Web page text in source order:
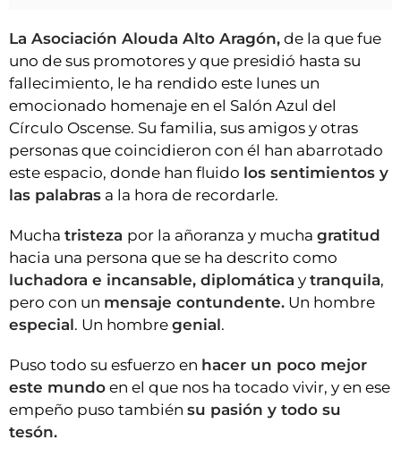
La Asociación Alouda Alto Aragón, de la que fue
uno de sus promotores y que presidió hasta su
fallecimiento, le ha rendido este lunes un
emocionado homenaje en el Salón Azul del
Círculo Oscense. Su familia, sus amigos y otras
personas que coincidieron con él han abarrotado
este espacio, donde han fluido los sentimientos y
las palabras a la hora de recordarle.
Mucha tristeza por la añoranza y mucha gratitud
hacia una persona que se ha descrito como
luchadora e incansable, diplomática y tranquila,
pero con un mensaje contundente. Un hombre
especial. Un hombre genial.
Puso todo su esfuerzo en hacer un poco mejor
este mundo en el que nos ha tocado vivir, y en ese
empeño puso también su pasión y todo su
tesón.